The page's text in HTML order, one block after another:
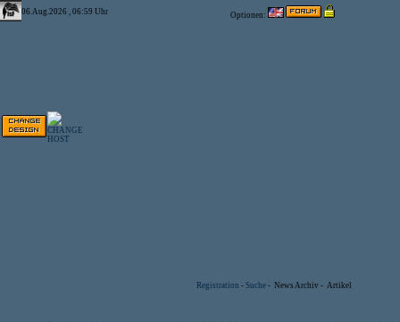
06.Aug.2026 , 06:59 Uhr Optionen:
Registration - Suche - News Archiv - Artikel